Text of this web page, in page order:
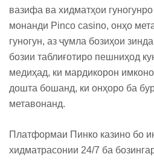
вазифа ва хидматҳои
монанди Pinco casino, онҳо
гуногун, аз ҷумла бозиҳои
бозии таблиғотиро пешниҳод
медиҳад, ки мардикорон
дошта бошанд, ки онҳоро ба
метавонанд.
Платформаи Пинко казино бо
хидматрасонии 24/7 ба